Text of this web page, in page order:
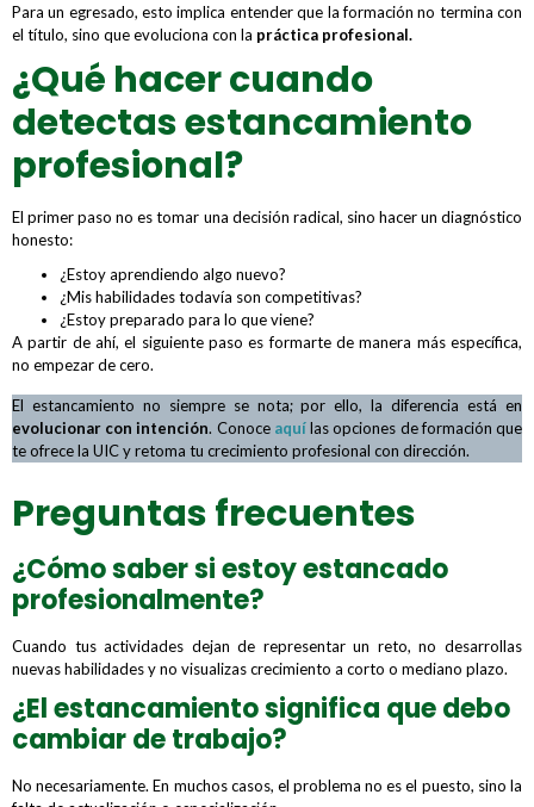
Para un egresado, esto implica entender que la formación no termina con
el título, sino que evoluciona con la práctica profesional.
¿Qué hacer cuando
detectas estancamiento
profesional?
El primer paso no es tomar una decisión radical, sino hacer un diagnóstico
honesto:
¿Estoy aprendiendo algo nuevo?
¿Mis habilidades todavía son competitivas?
¿Estoy preparado para lo que viene?
A partir de ahí, el siguiente paso es formarte de manera más específica,
no empezar de cero.
El estancamiento no siempre se nota; por ello, la diferencia está en
evolucionar con intención. Conoce aquílas opciones de formación que
te ofrece la UIC y retoma tu crecimiento profesional con dirección.
Preguntas frecuentes
¿Cómo saber si estoy estancado
profesionalmente?
Cuando tus actividades dejan de representar un reto, no desarrollas
nuevas habilidades y no visualizas crecimiento a corto o mediano plazo.
¿El estancamiento significa que debo
cambiar de trabajo?
No necesariamente. En muchos casos, el problema no es el puesto, sino la